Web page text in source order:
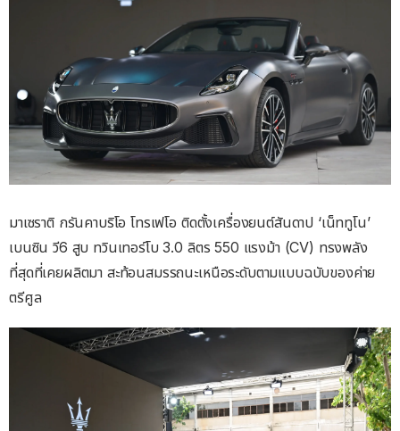
มาเซราติ กรันคาบริโอ โทรเฟโอ ติดตั้งเครื่องยนต์สันดาป ‘เน็ททูโน’
เบนซิน วี6 สูบ ทวินเทอร์โบ 3.0 ลิตร 550 แรงม้า (CV) ทรงพลัง
ที่สุดที่เคยผลิตมา สะท้อนสมรรถนะเหนือระดับตามแบบฉบับของค่าย
ตรีศูล